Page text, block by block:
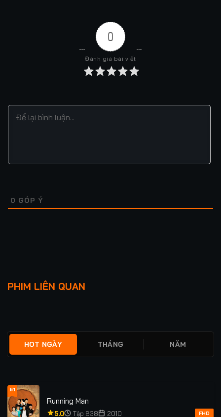
0
Đánh giá bài viết
0 GÓP Ý
PHIM LIÊN QUAN
KỲ TÍCH
HOT NGÀY THÁNG NĂM
#1
Running Man
5.0 Tập 638 2010 FHD